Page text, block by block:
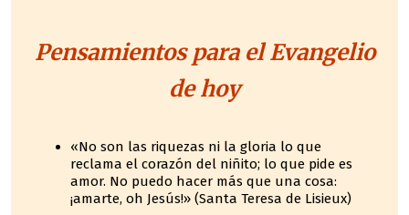
Pensamientos para el Evangelio
de hoy
«No son las riquezas ni la gloria lo que
reclama el corazón del niñito; lo que pide es
amor. No puedo hacer más que una cosa:
¡amarte, oh Jesús!» (Santa Teresa de Lisieux)